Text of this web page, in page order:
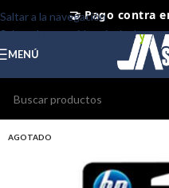
Saltar a la navegación
Saltar al contenido principal
⭐ Productos
MENÚ
AGOTADO